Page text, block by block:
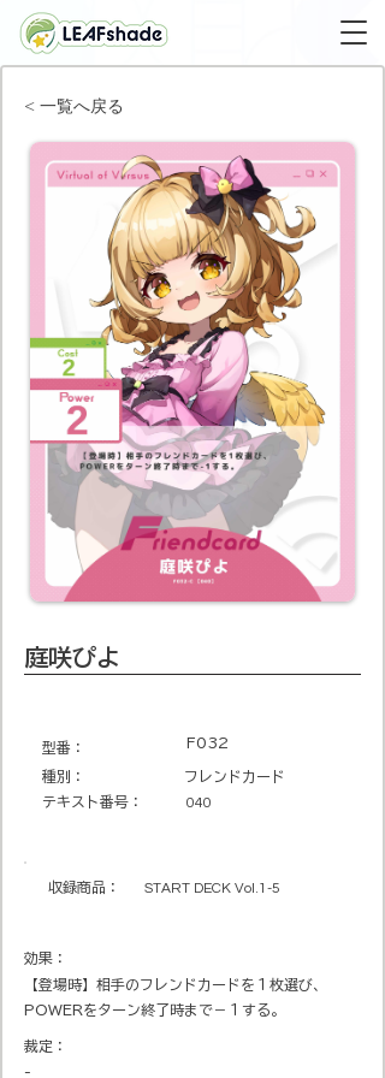
庭咲ぴよ
​型番​： F032
種別：
フレンドカード
テキスト番号​：
040
収録商品​： START DECK Vol.1-5
効果：
【登場時】相手のフレンドカードを１枚選び、
POWERをターン終了時まで－１する。
裁定：
-
< 一覧へ戻る